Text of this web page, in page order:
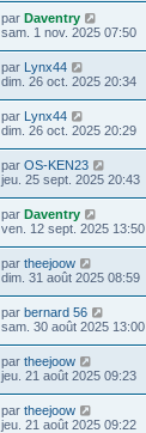
par Daventry
sam. 1 nov. 2025 07:50
par Lynx44
dim. 26 oct. 2025 20:34
par Lynx44
dim. 26 oct. 2025 20:29
par OS-KEN23
jeu. 25 sept. 2025 20:43
par Daventry
ven. 12 sept. 2025 13:50
par theejoow
dim. 31 août 2025 08:59
par bernard 56
sam. 30 août 2025 13:00
par theejoow
jeu. 21 août 2025 09:23
par theejoow
jeu. 21 août 2025 09:22